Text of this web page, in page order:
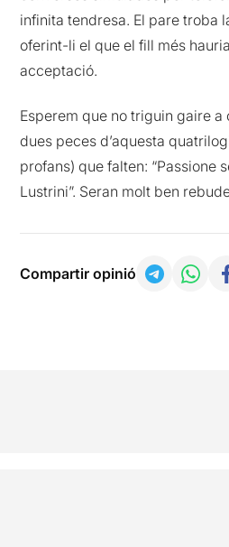
infinita tendresa. El pare troba
oferint-li el que el fill més
acceptació.
Esperem que no triguin gaire
dues peces d’aquesta
profans) que falten: “Passione
Lustrini”. Seran molt ben
Compartir opinió